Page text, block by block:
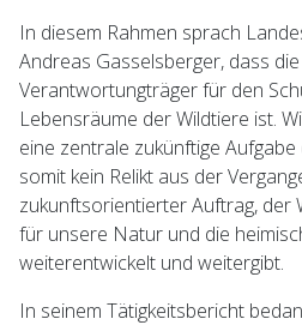
In diesem Rahmen sprach
Andreas Gasselsberger, dass
Verantwortungträger für den
Lebensräume der Wildtiere ist.
eine zentrale zukünftige Aufgabe
somit kein Relikt aus der
zukunftsorientierter Auftrag, der
für unsere Natur und die
weiterentwickelt und weitergibt.
In seinem Tätigkeitsbericht